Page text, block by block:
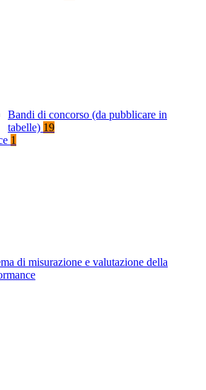
Bandi di concorso (da pubblicare in
tabelle) 19
1
di misurazione e valutazione della